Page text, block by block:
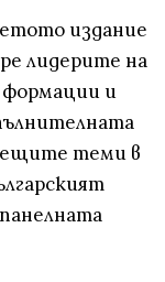
издание
лидерите на
формации и
теми в